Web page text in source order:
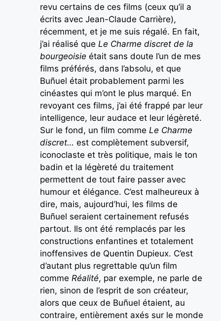
revu certains de ces films (ceux qu’il a
écrits avec Jean-Claude Carrière),
récemment, et je me suis régalé. En fait,
j’ai réalisé que Le Charme discret de la
bourgeoisie était sans doute l’un de mes
films préférés, dans l’absolu, et que
Buñuel était probablement parmi les
cinéastes qui m’ont le plus marqué. En
revoyant ces films, j’ai été frappé par leur
intelligence, leur audace et leur légèreté.
Sur le fond, un film comme Le Charme
discret… est complètement subversif,
iconoclaste et très politique, mais le ton
badin et la légèreté du traitement
permettent de tout faire passer avec
humour et élégance. C’est malheureux à
dire, mais, aujourd’hui, les films de
Buñuel seraient certainement refusés
partout. Ils ont été remplacés par les
constructions enfantines et totalement
inoffensives de Quentin Dupieux. C’est
d’autant plus regrettable qu’un film
comme Réalité, par exemple, ne parle de
rien, sinon de l’esprit de son créateur,
alors que ceux de Buñuel étaient, au
contraire, entièrement axés sur le monde